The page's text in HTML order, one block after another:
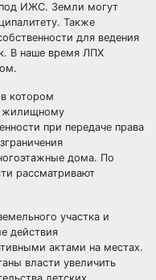
под ИЖС. Земли могут
Также
для ведения
В наше время ЛПХ
котором
жилищному
при передаче права
дома. По
рассматривают
участка и
действия
актами на местах.
власти увеличить